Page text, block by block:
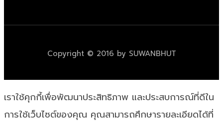
Copyright © 2016 by SUWANBHUT
เราใช้คุกกี้เพื่อพัฒนาประสิทธิภาพ และประสบการณ์ที่ดีใน
การใช้เว็บไซต์ของคุณ คุณสามารถศึกษารายละเอียดได้ที่